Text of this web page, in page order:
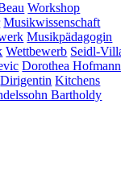
Workshop
Musikwissenschaft
Musikpädagogin
Wettbewerb Seidl-
Dorothea Hofmann
Dirigentin Kitchens
Bartholdy